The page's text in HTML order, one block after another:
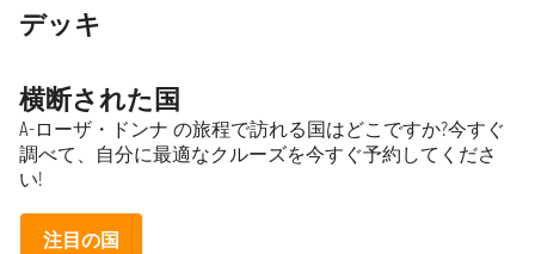
デッキ
横断された国
A-ローザ・ドンナ の旅程で訪れる国はどこですか?今すぐ
調べて、自分に最適なクルーズを今すぐ予約してくださ
い!
注目の国